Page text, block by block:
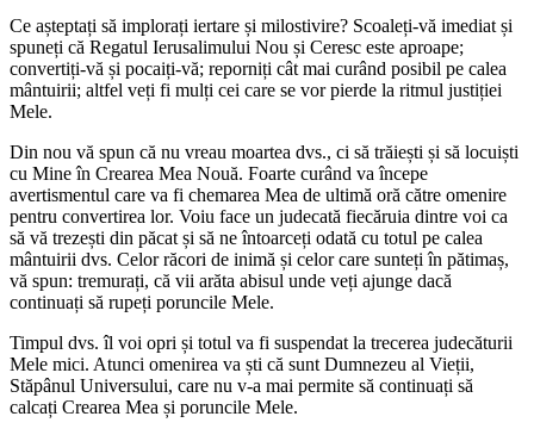
Ce așteptați să implorați iertare și milostivire? Scoaleți-vă imediat și
spuneți că Regatul Ierusalimului Nou și Ceresc este aproape;
convertiți-vă și pocaiți-vă; reporniți cât mai curând posibil pe calea
mântuirii; altfel veți fi mulți cei care se vor pierde la ritmul justiției
Mele.
Din nou vă spun că nu vreau moartea dvs., ci să trăiești și să locuiști
cu Mine în Crearea Mea Nouă. Foarte curând va începe
avertismentul care va fi chemarea Mea de ultimă oră către omenire
pentru convertirea lor. Voiu face un judecată fiecăruia dintre voi ca
să vă trezești din păcat și să ne întoarceți odată cu totul pe calea
mântuirii dvs. Celor răcori de inimă și celor care sunteți în pătimaș,
vă spun: tremurați, că vii arăta abisul unde veți ajunge dacă
continuați să rupeți poruncile Mele.
Timpul dvs. îl voi opri și totul va fi suspendat la trecerea judecăturii
Mele mici. Atunci omenirea va ști că sunt Dumnezeu al Vieții,
Stăpânul Universului, care nu v-a mai permite să continuați să
calcați Crearea Mea și poruncile Mele.